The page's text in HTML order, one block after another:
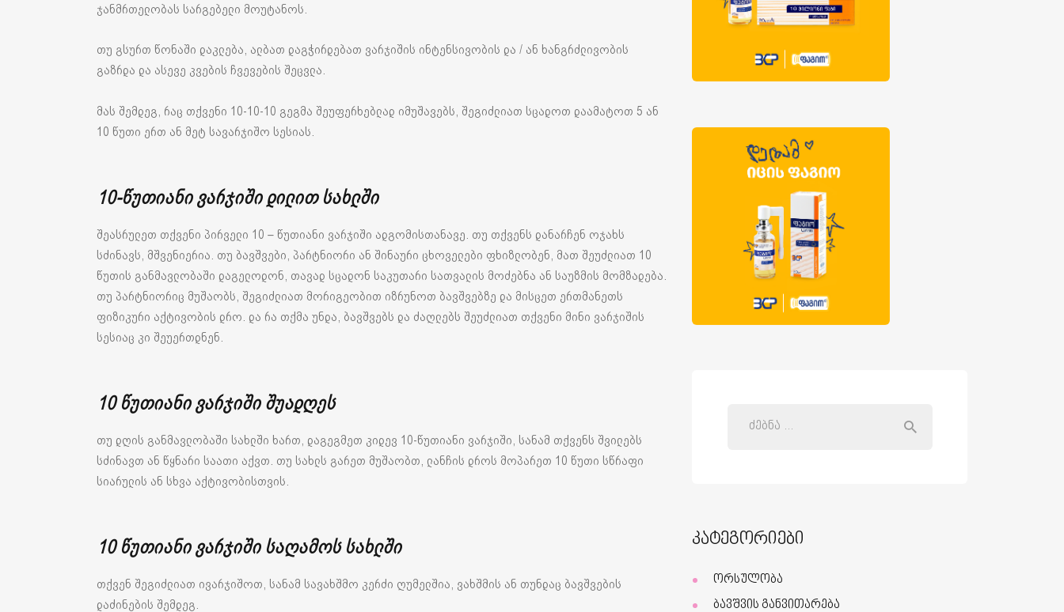
ჯანმრთელობას სარგებელი მოუტანოს.
თუ გსურთ წონაში დაკლება, ალბათ დაგჭირდებათ ვარჯიშის ინტენსივობის და / ან ხანგრძლივობის
გაზრდა და ასევე კვების ჩვევების შეცვლა.
მას შემდეგ, რაც თქვენი 10-10-10 გეგმა შეუფერხებლად იმუშავებს, შეგიძლიათ სცადოთ დაამატოთ 5 ან
10 წუთი ერთ ან მეტ სავარჯიშო სესიას.
10-წუთიანი ვარჯიში დილით სახლში
შეასრულეთ თქვენი პირველი 10 – წუთიანი ვარჯიში ადგომისთანავე. თუ თქვენს დანარჩენ ოჯახს
სძინავს, მშვენიერია. თუ ბავშვები, პარტნიორი ან შინაური ცხოველები ფხიზლობენ, მათ შეუძლიათ 10
წუთის განმავლობაში დაგელოდონ, თავად სცადონ საკუთარი სათვალის მოძებნა ან საუზმის მომზადება.
თუ პარტნიორიც მუშაობს, შეგიძლიათ მორიგეობით იზრუნოთ ბავშვებზე და მისცეთ ერთმანეთს
ფიზიკური აქტივობის დრო. და რა თქმა უნდა, ბავშვებს და ძაღლებს შეუძლიათ თქვენი მინი ვარჯიშის
სესიაც კი შეუერთდნენ.
10 წუთიანი ვარჯიში შუადღეს
თუ დღის განმავლობაში სახლში ხართ, დაგეგმეთ კიდევ 10-წუთიანი ვარჯიში, სანამ თქვენს შვილებს
სძინავთ ან წყნარი საათი აქვთ. თუ სახლს გარეთ მუშაობთ, ლანჩის დროს მოპარეთ 10 წუთი სწრაფი
სიარულის ან სხვა აქტივობისთვის.
10 წუთიანი ვარჯიში საღამოს სახლში
თქვენ შეგიძლიათ ივარჯიშოთ, სანამ სავახშმო კერძი ღუმელშია, ვახშმის ან თუნდაც ბავშვების
დაძინების შემდეგ.
კატეგორიები
ორსულობა
ბავშვის განვითარება